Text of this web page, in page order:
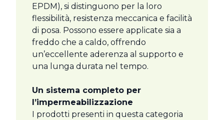
EPDM), si distinguono per la loro
flessibilità, resistenza meccanica e facilità
di posa. Possono essere applicate sia a
freddo che a caldo, offrendo
un’eccellente aderenza al supporto e
una lunga durata nel tempo.
Un sistema completo per
l’impermeabilizzazione
I prodotti presenti in questa categoria